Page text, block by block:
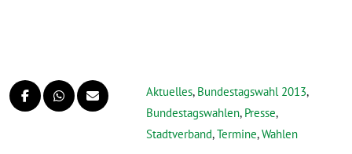
Aktuelles, Bundestagswahl 2013,
Bundestagswahlen, Presse,
Stadtverband,Termine,Wahlen